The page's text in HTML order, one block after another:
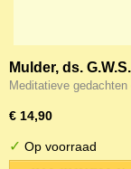
Mulder, ds.
Meditatieve
€ 14,90
✓ Op voorraad